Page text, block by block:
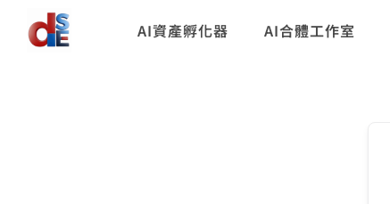
AI資產孵化器 AI合體工作室